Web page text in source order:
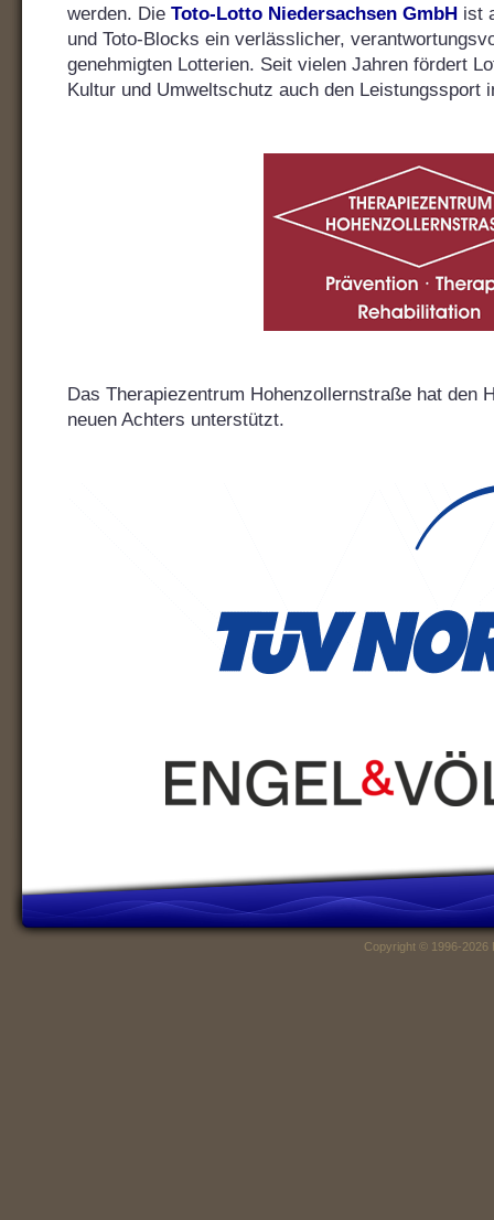
werden. Die Toto-Lotto Niedersachsen GmbH ist
und Toto-Blocks ein verlässlicher,
genehmigten Lotterien. Seit vielen Jahren fördert
Kultur und Umweltschutz auch den Leistungssport
Das Therapiezentrum Hohenzollernstraße hat den
neuen Achters unterstützt.
Copyright © 1996-2026